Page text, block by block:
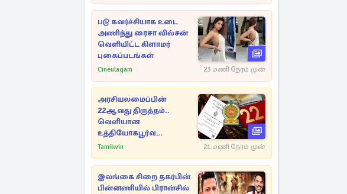
படு கவர்ச்சியாக உடை
அணிந்து ரைசா வில்சன்
வெளியிட்ட கிளாமர்
புகைப்படங்கள்
Cineulagam 23 மணி நேரம் முன்
அரசியலமைப்பின்
22ஆவது திருத்தம்..
வெளியான
உத்தியோகபூர்வ
அறிவிப்பு!
Tamilwin 21 மணி நேரம் முன்
இலங்கை சிறை தகர்பின்
பின்னணியில் பிரான்சில்